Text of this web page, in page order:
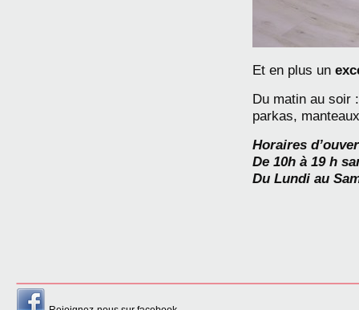
Et en plus un
Du matin au soir
parkas,
Horaires
De 10h à 19 h
Du Lundi au